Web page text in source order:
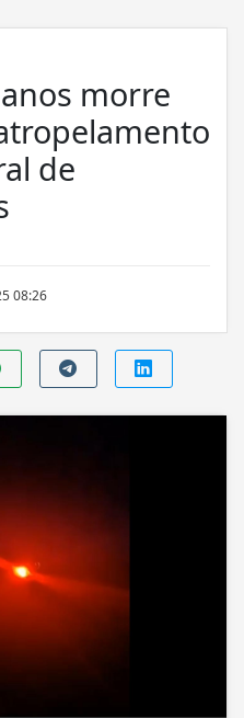
morre
de
08:26